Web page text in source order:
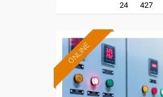
24 427
ONLINE
Formación 100%
subvencionada.